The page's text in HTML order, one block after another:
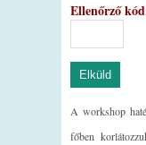
Ellenőrző
A workshop
főben